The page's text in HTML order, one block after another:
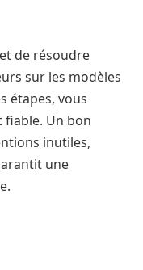
de résoudre
sur les modèles
étapes, vous
fiable. Un bon
inutiles,
une